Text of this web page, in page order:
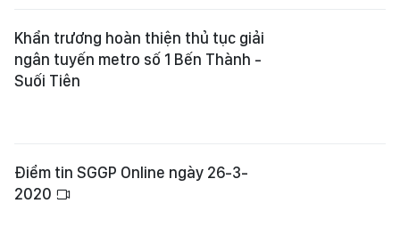
Khẩn trương hoàn thiện thủ tục giải
ngân tuyến metro số 1 Bến Thành -
Suối Tiên
Điểm tin SGGP Online ngày 26-3-
2020